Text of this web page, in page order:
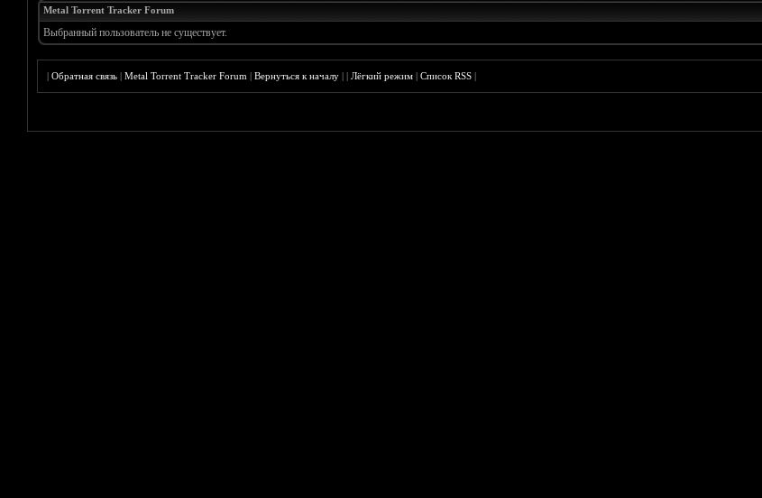
Metal Torrent Tracker Forum
Выбранный пользователь не существует.
|Обратная связь |Metal Torrent Tracker Forum |Вернуться к началу ||Лёгкий режим |Список RSS |